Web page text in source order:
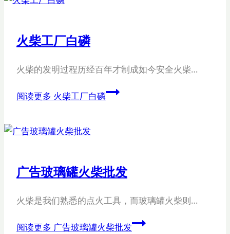
火柴工厂白磷
火柴的发明过程历经百年才制成如今安全火柴…
阅读更多 火柴工厂白磷
广告玻璃罐火柴批发
火柴是我们熟悉的点火工具，而玻璃罐火柴则…
阅读更多 广告玻璃罐火柴批发